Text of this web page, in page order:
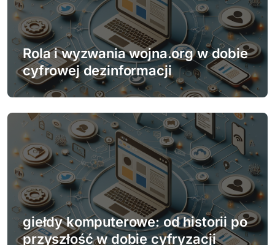
Rola i wyzwania wojna.org w dobie
cyfrowej dezinformacji
giełdy komputerowe: od historii po
przyszłość w dobie cyfryzacji